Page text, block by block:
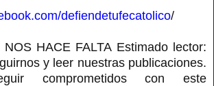
defiendetufecatolico/
HACE FALTA Estimado lector:
y leer nuestras publicaciones.
comprometidos con este